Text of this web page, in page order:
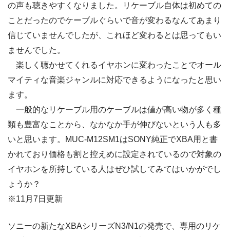
の声も聴きやすくなりました。リケーブル自体は初めての
ことだったのでケーブルぐらいで音が変わるなんてあまり
信じていませんでしたが、これほど変わるとは思ってもい
ませんでした。
楽しく聴かせてくれるイヤホンに変わったことでオール
マイティな音楽ジャンルに対応できるようになったと思い
ます。
一般的なリケーブル用のケーブルは値が高い物が多く種
類も豊富なことから、なかなか手が伸びないという人も多
いと思います。MUC-M12SM1はSONY純正でXBA用と書
かれており価格も割と控えめに設定されているので対象の
イヤホンを所持している人はぜひ試してみてはいかがでし
ょうか？
※11月7日更新
ソニーの新たなXBAシリーズN3/N1の発売で、専用のリケ